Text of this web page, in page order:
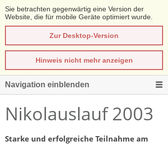
Sie betrachten gegenwärtig eine Version der
Website, die für mobile Geräte optimiert wurde.
Zur Desktop-Version
Hinweis nicht mehr anzeigen
Navigation einblenden
Nikolauslauf 2003
Starke und erfolgreiche Teilnahme am